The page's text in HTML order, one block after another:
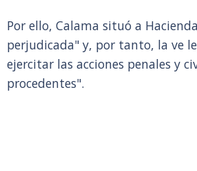
Por ello, Calama situó a
perjudicada" y, por tanto, la ve
ejercitar las acciones penales y
procedentes".